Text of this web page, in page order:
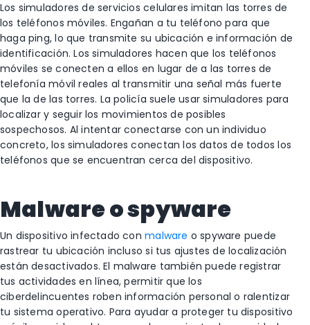
Los simuladores de servicios celulares imitan las torres de
los teléfonos móviles. Engañan a tu teléfono para que
haga ping, lo que transmite su ubicación e información de
identificación. Los simuladores hacen que los teléfonos
móviles se conecten a ellos en lugar de a las torres de
telefonía móvil reales al transmitir una señal más fuerte
que la de las torres. La policía suele usar simuladores para
localizar y seguir los movimientos de posibles
sospechosos. Al intentar conectarse con un individuo
concreto, los simuladores conectan los datos de todos los
teléfonos que se encuentran cerca del dispositivo.
Malware o spyware
Un dispositivo infectado conmalware o spyware puede
rastrear tu ubicación incluso si tus ajustes de localización
están desactivados. El malware también puede registrar
tus actividades en línea, permitir que los
ciberdelincuentes roben información personal o ralentizar
tu sistema operativo. Para ayudar a proteger tu dispositivo